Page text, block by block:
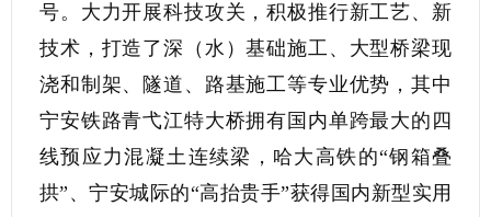
号。大力开展科技攻关，积极推行新工艺、新
技术，打造了深（水）基础施工、大型桥梁现
浇和制架、隧道、路基施工等专业优势，其中
宁安铁路青弋江特大桥拥有国内单跨最大的四
线预应力混凝土连续梁，哈大高铁的“钢箱叠
拱”、宁安城际的“高抬贵手”获得国内新型实用